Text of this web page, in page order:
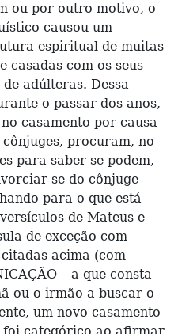
ou por outro motivo, o
causou um
espiritual de muitas
casadas com os seus
adúlteras. Dessa
o passar dos anos,
casamento por causa
procuram, no
para saber se podem,
se do cônjuge
para o que está
de Mateus e
de exceção com
acima (com
– a que consta
ou o irmão a buscar o
um novo casamento